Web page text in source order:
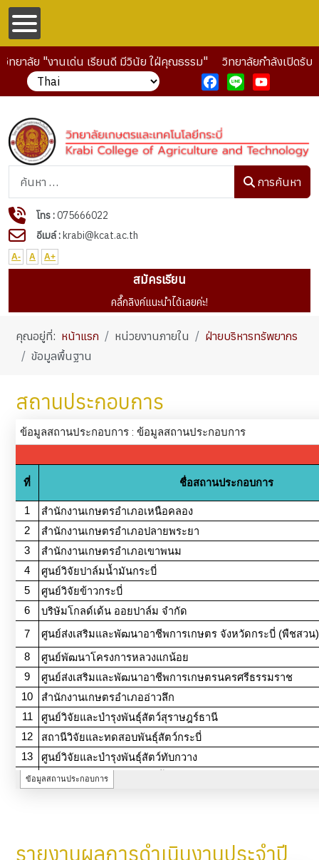
าลัย "งานเด่น เรียนดี มีวินัย ใฝ่คุณธรรม" วิทยาลัยกำลังเปิดรับส
Facebook
Line YouTube
การค้นหา การค้นหา
โทร :075666022
อีเมล์ :krabi@kcat.ac.th
A- A A+
สมัครเรียน
คลื๊กลิงค์แนะนำได้เลยค่ะ!
คุณอยู่ที่: หน้าแรก หน่วยงานภายใน
ฝ่ายบริหารทรัพยากร
ข้อมูลพื้นฐาน
สถานประกอบการ
รายงานผลการดำเนินงานประจำปี